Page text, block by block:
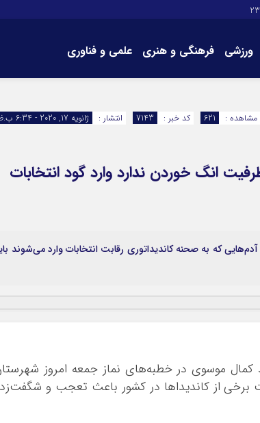
ورزشی فرهنگی و هنری علمی و فناوری
انتشار :
ژانویه 17, 2020 - 6:34 ب.ظ کد خبر : 7143 مشاهده : 621
انگ خوردن ندارد وارد گود انتخابات
که به صحنه کاندیداتوری رقابت انتخابات وارد می‌شوند
کمال موسوی در خطبه‌های نماز جمعه امروز
برخی از کاندیداها در کشور باعث تعجب و